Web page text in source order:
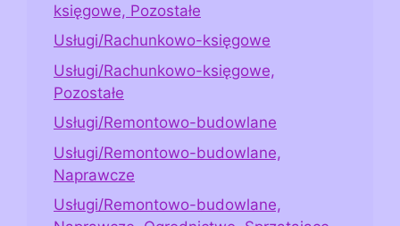
księgowe, Pozostałe
Usługi/Rachunkowo-księgowe
Usługi/Rachunkowo-księgowe,
Pozostałe
Usługi/Remontowo-budowlane
Usługi/Remontowo-budowlane,
Naprawcze
Usługi/Remontowo-budowlane,